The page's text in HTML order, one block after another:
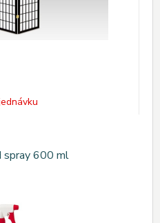
spray 600 ml